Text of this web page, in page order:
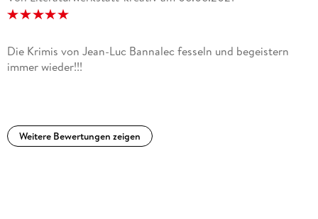
Die Krimis von Jean-Luc Bannalec fesseln und begeistern
immer wieder!!!
Weitere Bewertungen zeigen